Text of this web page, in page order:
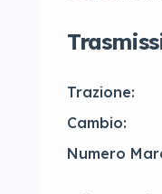
Trazione:
Cambio:
Numero